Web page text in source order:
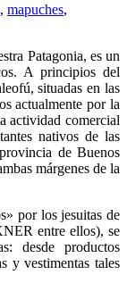
, mapuches,
Patagonia, es un
A principios del
situadas en las
actualmente por la
actividad comercial
nativos de las
de Buenos
márgenes de la
por los jesuitas de
entre ellos), se
desde productos
y vestimentas tales